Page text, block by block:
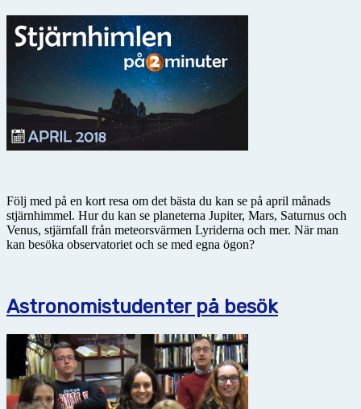
Följ med på en kort resa om det bästa du kan se på april månads
stjärnhimmel. Hur du kan se planeterna Jupiter, Mars, Saturnus och
Venus, stjärnfall från meteorsvärmen Lyriderna och mer. När man
kan besöka observatoriet och se med egna ögon?
Astronomistudenter på besök